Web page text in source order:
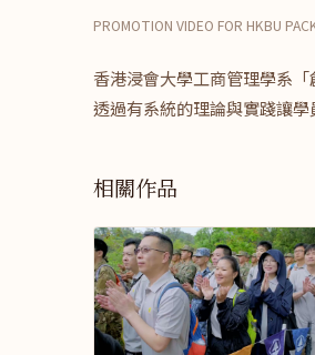
PROMOTION VIDEO FOR HKBU
香港浸會大學工商管理學系
透過有系統的理論與實踐讓
相關作品